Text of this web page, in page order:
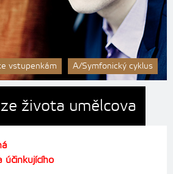
vstupenkám A/Symfonický cyklus
života umělcova
účinkujícího